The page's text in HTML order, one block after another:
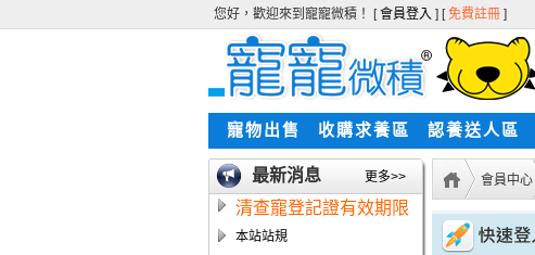
您好，歡迎來到寵寵微積！ [會員登入 ] [免費註冊 ]
寵物出售 收購求養區 認養送人區
最新消息 更多>>
清查寵登記證有效期限
本站站規
會員中心